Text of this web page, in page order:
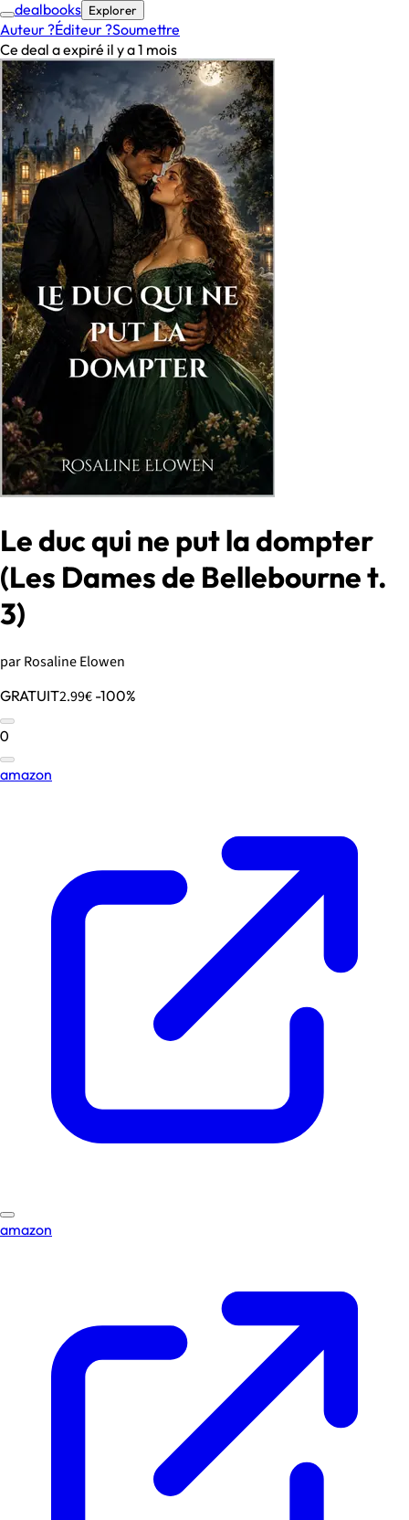
dealbooks Explorer
Auteur ?Éditeur ?Soumettre
Ce deal a expiré il y a 1 mois
Le duc qui ne put la dompter
(Les Dames de Bellebourne t.
3)
par Rosaline Elowen
GRATUIT2.99€ -100%
0
amazon
amazon